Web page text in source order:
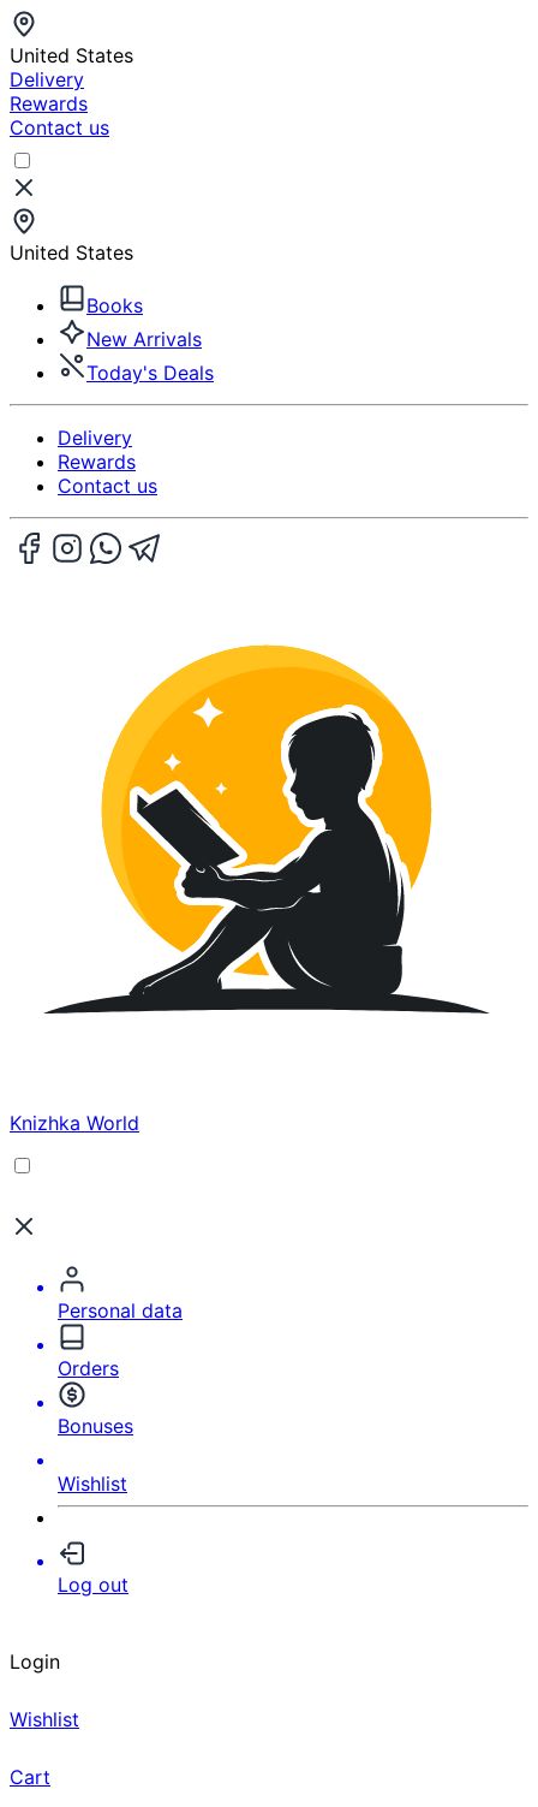
United States
Delivery
Rewards
Contact us
United States
Books
New Arrivals
Today's Deals
Delivery
Rewards
Contact us
Knizhka World
Personal data
Orders
Bonuses
Wishlist
Log out
Login
Wishlist
Cart